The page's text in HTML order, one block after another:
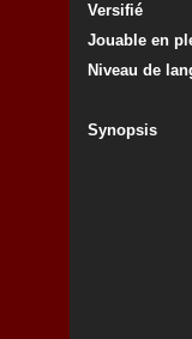
Versifié
Jouable en
Niveau de
Synopsis